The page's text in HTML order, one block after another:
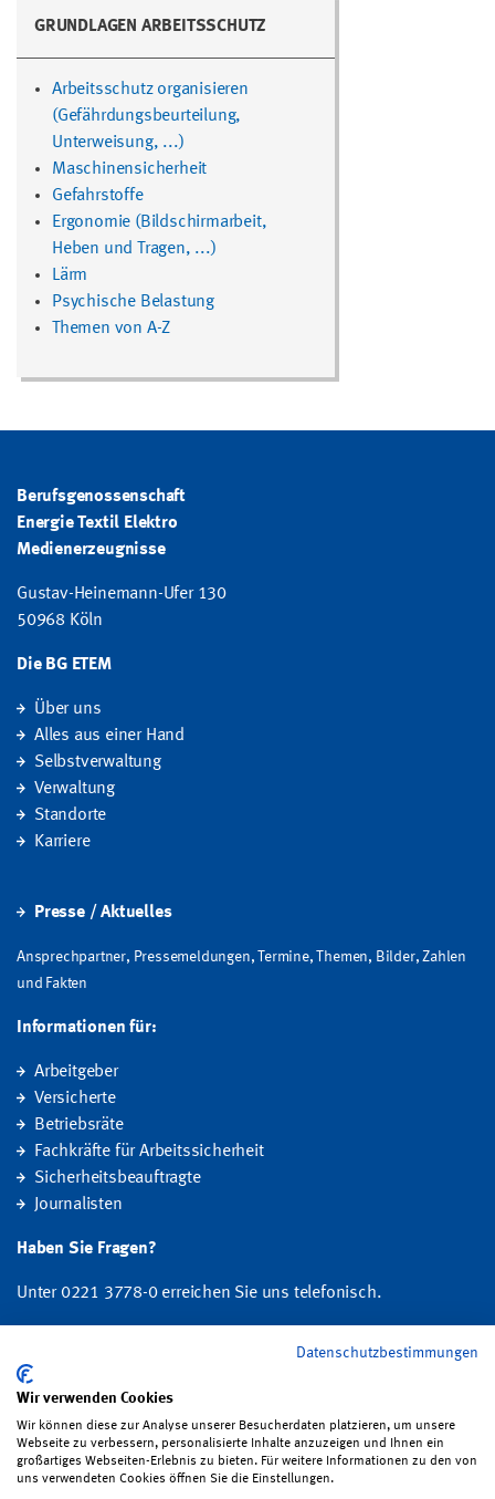
GRUNDLAGEN ARBEITSSCHUTZ
Arbeitsschutz organisieren
(Gefährdungsbeurteilung,
Unterweisung, ...)
Maschinensicherheit
Gefahrstoffe
Ergonomie (Bildschirmarbeit,
Heben und Tragen, ...)
Lärm
Psychische Belastung
Themen von A-Z
Berufsgenossenschaft
Energie Textil Elektro
Medienerzeugnisse
Gustav-Heinemann-Ufer 130
50968 Köln
Die BG ETEM
Über uns
Alles aus einer Hand
Selbstverwaltung
Verwaltung
Standorte
Karriere
Presse / Aktuelles
Ansprechpartner, Pressemeldungen, Termine, Themen, Bilder, Zahlen
und Fakten
Informationen für:
Arbeitgeber
Versicherte
Betriebsräte
Fachkräfte für Arbeitssicherheit
Sicherheitsbeauftragte
Journalisten
Haben Sie Fragen?
Unter 0221 3778-0 erreichen Sie uns telefonisch.
Entschädigung, Prävention sowie Fragen zu Mitgliedschaft und Beitrag.
Folgen Sie uns:
Datenschutzbestimmungen
Wir verwenden Cookies
Wir können diese zur Analyse unserer Besucherdaten platzieren, um unsere
Webseite zu verbessern, personalisierte Inhalte anzuzeigen und Ihnen ein
großartiges Webseiten-Erlebnis zu bieten. Für weitere Informationen zu den von
uns verwendeten Cookies öffnen Sie die Einstellungen.